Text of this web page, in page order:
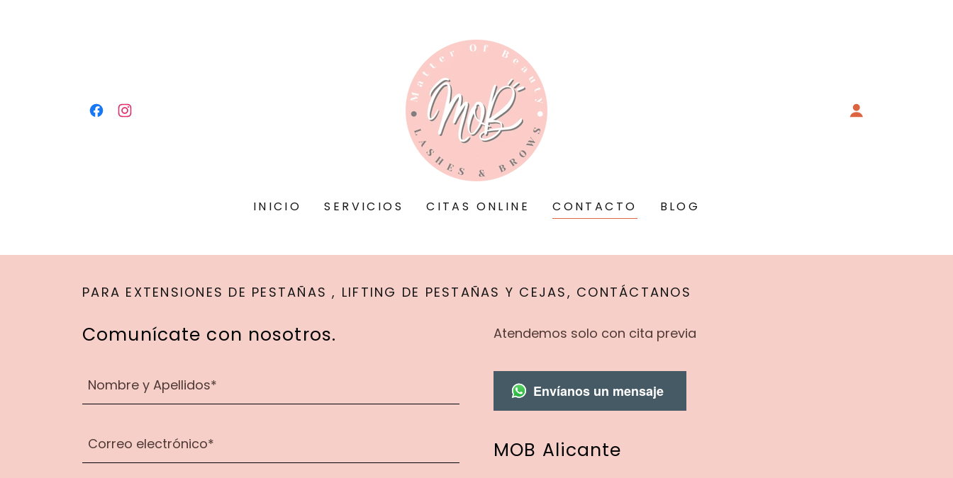
INICIO SERVICIOS CITAS ONLINE CONTACTO BLOG
PARA EXTENSIONES DE PESTAÑAS , LIFTING DE PESTAÑAS Y CEJAS, CONTÁCTANOS
Comunícate con nosotros.
Nombre y Apellidos*
Correo electrónico*
Atendemos solo con cita previa
Envíanos un mensaje
MOB Alicante